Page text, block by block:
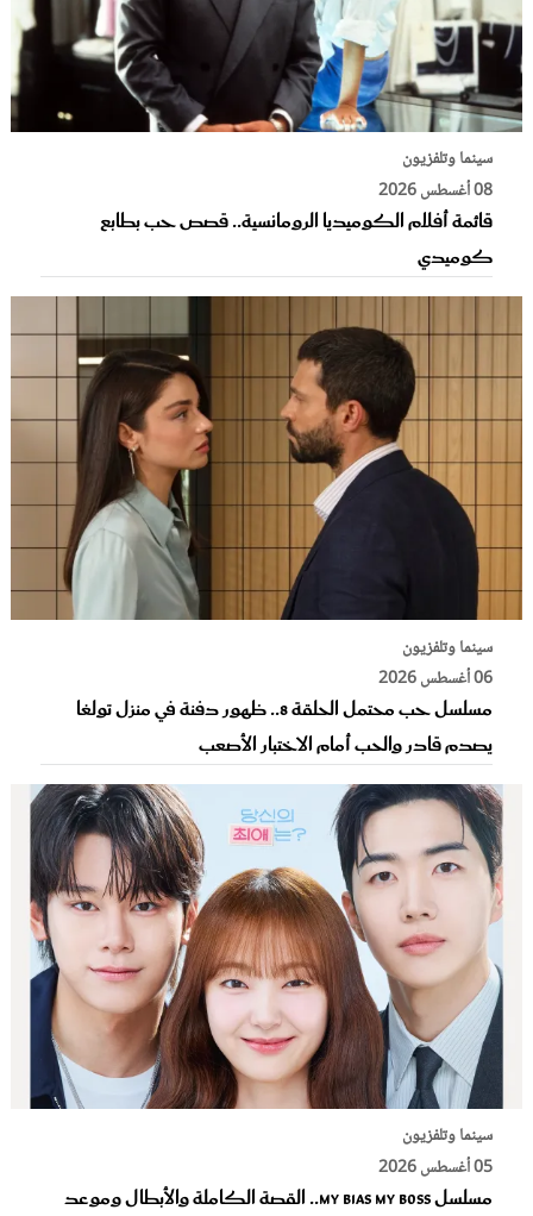
سينما وتلفزيون
08 أغسطس 2026
قائمة أفلام الكوميديا الرومانسية.. قصص حب بطابع
كوميدي
سينما وتلفزيون
06 أغسطس 2026
مسلسل حب محتمل الحلقة 8.. ظهور دفنة في منزل تولغا
يصدم قادر والحب أمام الاختبار الأصعب
سينما وتلفزيون
05 أغسطس 2026
مسلسل My Bias My Boss.. القصة الكاملة والأبطال وموعد